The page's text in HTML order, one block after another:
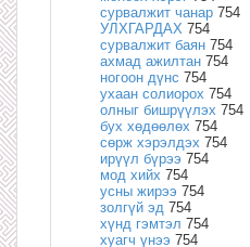
сурвалжит чанар 754
УЛХГАРДАХ 754
сурвалжит баян 754
ахмад ажилтан 754
ногоон дүнс 754
ухаан солиорох 754
олныг бишрүүлэх 754
бух хөдөөлөх 754
сөрж хэрэлдэх 754
ирүүл бүрээ 754
мод хийх 754
усны жирээ 754
золгүй эд 754
хүнд гэмтэл 754
хуагч үнээ 754